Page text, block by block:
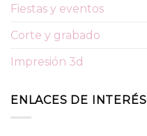
Fiestas y eventos
Corte y grabado
Impresión 3d
ENLACES DE INTERÉS